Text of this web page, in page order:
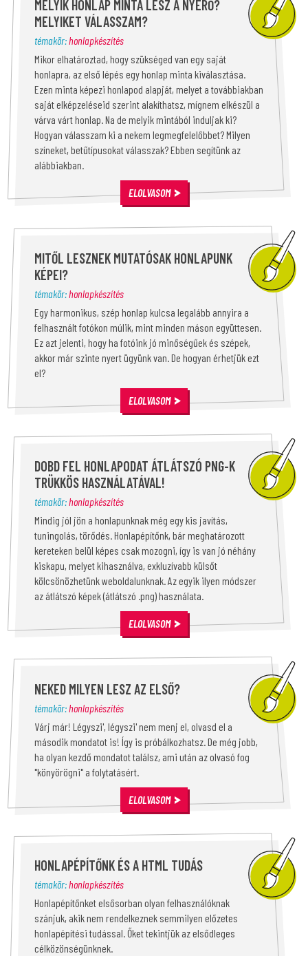
MELYIK HONLAP MINTA LESZ A NYERŐ?
MELYIKET VÁLASSZAM?
témakör:honlapkészítés
Mikor elhatároztad, hogy szükséged van egy saját
honlapra, az első lépés egy honlap minta kiválasztása.
Ezen minta képezi honlapod alapját, melyet a továbbiakban
saját elképzeléseid szerint alakíthatsz, mígnem elkészül a
várva várt honlap. Na de melyik mintából induljak ki?
Hogyan válasszam ki a nekem legmegfelelőbbet? Milyen
színeket, betűtípusokat válasszak? Ebben segítünk az
alábbiakban.
ELOLVASOM
MITŐL LESZNEK MUTATÓSAK HONLAPUNK
KÉPEI?
témakör:honlapkészítés
Egy harmonikus, szép honlap kulcsa legalább annyira a
felhasznált fotókon múlik, mint minden máson együttesen.
Ez azt jelenti, hogy ha fotóink jó minőségűek és szépek,
akkor már szinte nyert ügyünk van. De hogyan érhetjük ezt
el?
ELOLVASOM
DOBD FEL HONLAPODAT ÁTLÁTSZÓ PNG-K
TRÜKKÖS HASZNÁLATÁVAL!
témakör:honlapkészítés
Mindig jól jön a honlapunknak még egy kis javítás,
tuningolás, törődés. Honlapépítőnk, bár meghatározott
kereteken belül képes csak mozogni, így is van jó néhány
kiskapu, melyet kihasználva, exkluzívabb külsőt
kölcsönözhetünk weboldalunknak. Az egyik ilyen módszer
az átlátszó képek (átlátszó .png) használata.
ELOLVASOM
NEKED MILYEN LESZ AZ ELSŐ?
témakör:honlapkészítés
Várj már! Légyszi', légyszi' nem menj el, olvasd el a
második mondatot is! Így is próbálkozhatsz. De még jobb,
ha olyan kezdő mondatot találsz, ami után az olvasó fog
"könyörögni" a folytatásért.
ELOLVASOM
HONLAPÉPÍTŐNK ÉS A HTML TUDÁS
témakör:honlapkészítés
Honlapépítőnket elsősorban olyan felhasználóknak
szánjuk, akik nem rendelkeznek semmilyen előzetes
honlapépítési tudással. Őket tekintjük az elsődleges
célközönségünknek.